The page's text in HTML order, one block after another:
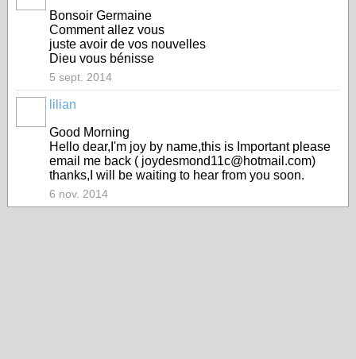
Bonsoir Germaine
Comment allez vous
juste avoir de vos nouvelles
Dieu vous bénisse
5 sept. 2014
lilian
Good Morning
Hello dear,I'm joy by name,this is Important please
email me back ( joydesmond11c@hotmail.com)
thanks,I will be waiting to hear from you soon.
6 nov. 2014